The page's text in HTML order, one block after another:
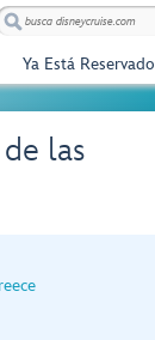
Ya Está Reservado
las